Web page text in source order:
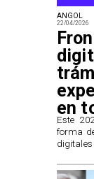
ANGOL
22/04/2026
en
​Este
forma